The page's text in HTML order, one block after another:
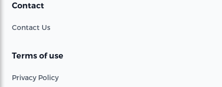
Contact
Contact Us
Terms of use
Privacy Policy